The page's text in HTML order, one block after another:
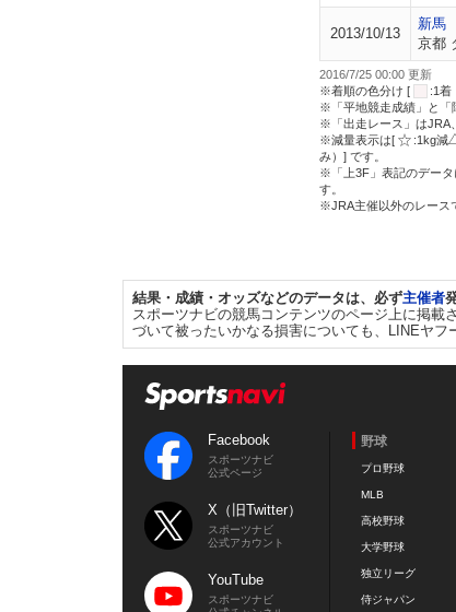
2013/10/13
新馬
京都
2016/7/25 00:00 更新
※着順の色分け [
:1着
※「平地競走成績」と「
※「出走レース」はJRA
※減量表示は[
:1kg減
み）] です。
※「上3F」表記のデータ
す。
※JRA主催以外のレース
結果・成績・オッズなどのデータは、必ず主催者
スポーツナビの競馬コンテンツのページ上に掲載
づいて被ったいかなる損害についても、LINEヤフ
Facebook
スポーツナビ
公式ページ
X（旧Twitter）
スポーツナビ
公式アカウント
YouTube
スポーツナビ
野球
プロ野球
MLB
高校野球
大学野球
独立リーグ
侍ジャパン